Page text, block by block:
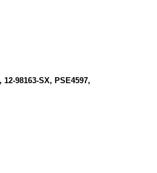
12-98163-SX
PSE4597